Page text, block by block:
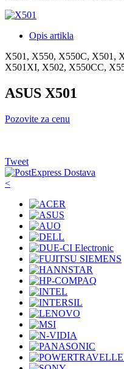
Opis artikla
X501, X550, X550C, X501,
X501XI, X502, X550CC,
ASUS X501
Pozovite za cenu
Tweet
<